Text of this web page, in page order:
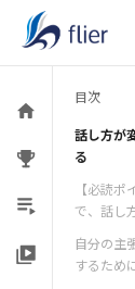
目次
話し方が
る
【必読ポ
で、話し
自分の主
するため